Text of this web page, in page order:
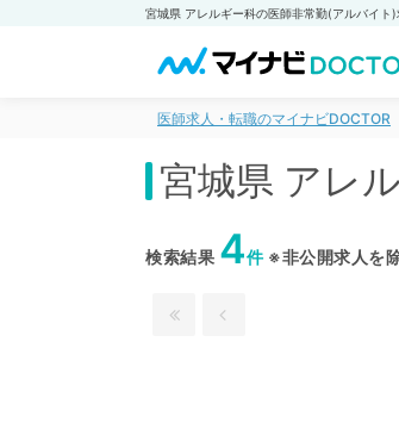
医師求人・転職のマイナビDOCTOR
宮城県 アレ
検索結果 4件※非公開求人を